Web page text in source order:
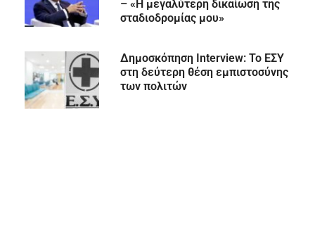
– «Η μεγαλύτερη δικαίωση της
σταδιοδρομίας μου»
Δημοσκόπηση Interview: Το ΕΣΥ
στη δεύτερη θέση εμπιστοσύνης
των πολιτών